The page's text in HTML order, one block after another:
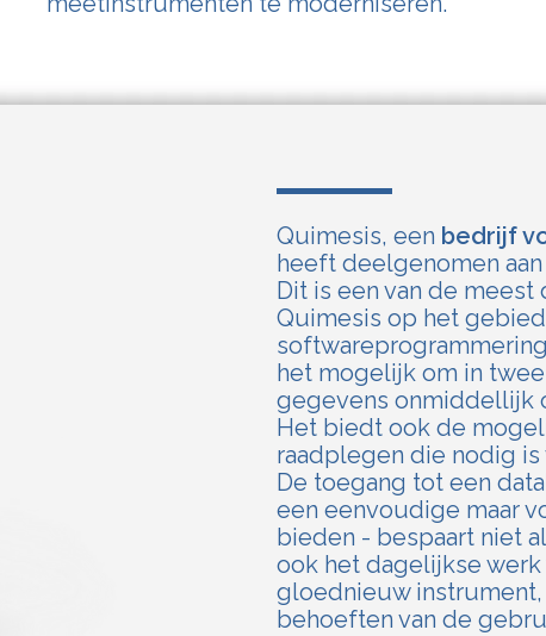
Quimesis, een bedrijf
heeft deelgenomen
Dit is een van de meest
Quimesis op het
het mogelijk om in
gegevens onmiddellijk
Het biedt ook de
raadplegen die nodig is
De toegang tot een
een eenvoudige maar
bieden - bespaart niet
ook het dagelijkse
gloednieuw
behoeften van de